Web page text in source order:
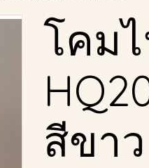
โคม
สีขาว